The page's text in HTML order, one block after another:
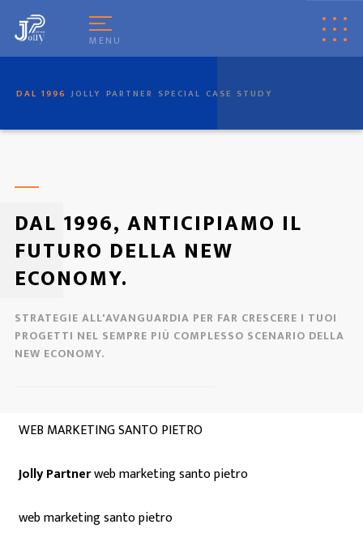
MENU
DAL 1996 JOLLY PARTNER SPECIAL CASE STUDY
DAL 1996, ANTICIPIAMO IL
FUTURO DELLA NEW
ECONOMY.
STRATEGIE ALL'AVANGUARDIA PER FAR CRESCERE I TUOI
PROGETTI NEL SEMPRE PIÙ COMPLESSO SCENARIO DELLA
NEW ECONOMY.
WEB MARKETING SANTO PIETRO
Jolly Partnerweb marketing santo pietro
web marketing santo pietro
Pisa
powered by